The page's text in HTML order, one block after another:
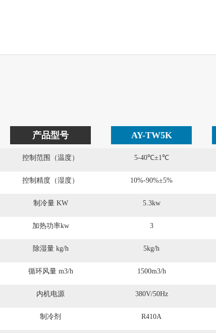
产品型号
控制范围（温度）
控制精度（湿度）
制冷量 KW
加热功率kw
除湿量 kg/h
循环风量 m3/h
内机电源
制冷剂
AY-TW5K
5-40℃±1℃
10%-90%±5%
5.3kw
3
5kg/h
1500m3/h
380V/50Hz
R410A